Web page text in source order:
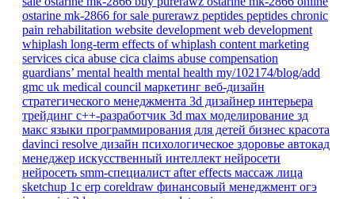
ostarine mk-2866 for sale purerawz peptides peptides chronic
pain rehabilitation website development web development
whiplash long-term effects of whiplash content marketing
services cica abuse cica claims abuse compensation
guardians’ mental health mental health my/102174/blog/add
gmc uk medical council маркетинг веб-дизайн
стратегического менеджмента 3d дизайнер интерьера
трейдинг c++-разработчик 3d max моделирование зд
макс языки программирования для детей бизнес красота
davinci resolve дизайн психологическое здоровье автокад
менеджер искусственный интеллект нейросети
нейросеть smm-специалист after effects массаж лица
sketchup 1с erp coreldraw финансовый менеджмент огэ